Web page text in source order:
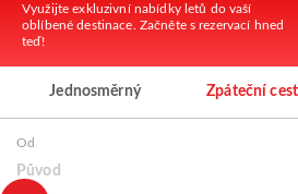
Využijte exkluzivní nabídky letů do vaší
oblíbené destinace. Začněte s rezervací hned
teď!
Jednosměrný Zpáteční
Od
Původ